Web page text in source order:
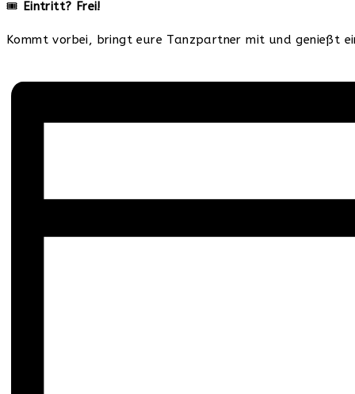
🎟️ Eintritt? Frei!
Kommt vorbei, bringt eure Tanzpartner mit und genießt